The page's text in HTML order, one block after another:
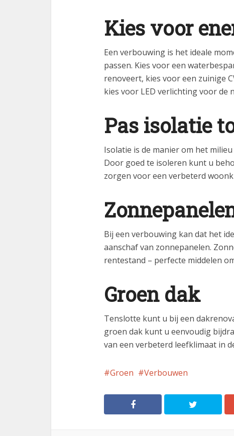
Kies voor
Een verbouwing is het ideale
passen. Kies voor een
renoveert, kies voor een zuinige
kies voor LED verlichting voor de
Pas isolatie
Isolatie is de manier om het
Door goed te isoleren kunt u
zorgen voor een verbeterd
Bij een verbouwing kan dat het
aanschaf van zonnepanelen.
rentestand – perfecte middelen
Groen dak
Tenslotte kunt u bij een
groen dak kunt u eenvoudig
van een verbeterd leefklimaat in
Groen Verbouwen